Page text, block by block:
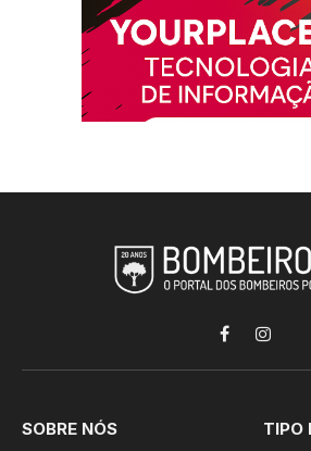
Facebook
SOBRE NÓS TIPO